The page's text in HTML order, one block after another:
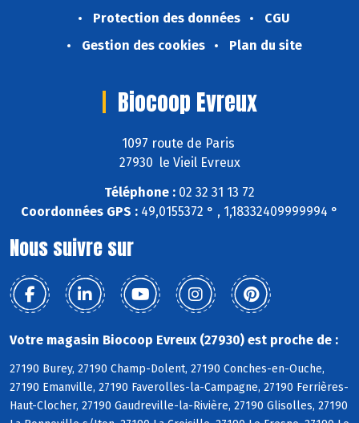
Protection des données
CGU
Gestion des cookies
Plan du site
Biocoop Evreux
1097 route de Paris
27930 le Vieil Evreux
Téléphone : 02 32 31 13 72
Coordonnées GPS : 49,0155372 ° , 1,18332409999994 °
Nous suivre sur
Votre magasin Biocoop Evreux (27930) est proche de :
27190 Burey, 27190 Champ-Dolent, 27190 Conches-en-Ouche,
27190 Emanville, 27190 Faverolles-la-Campagne, 27190 Ferrières-
Haut-Clocher, 27190 Gaudreville-la-Rivière, 27190 Glisolles, 27190